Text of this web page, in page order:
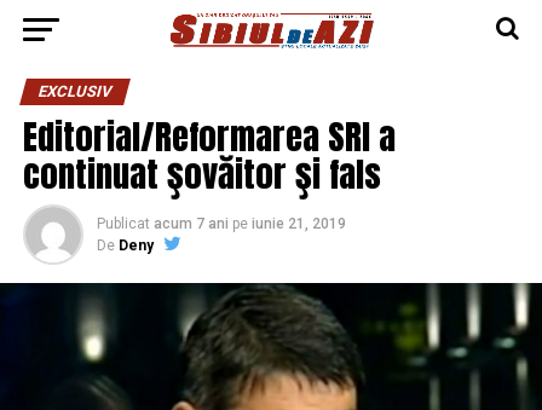
EXCLUSIV
Editorial/Reformarea SRI a
continuat şovăitor şi fals
Publicat acum 7 ani pe iunie 21, 2019
De Deny